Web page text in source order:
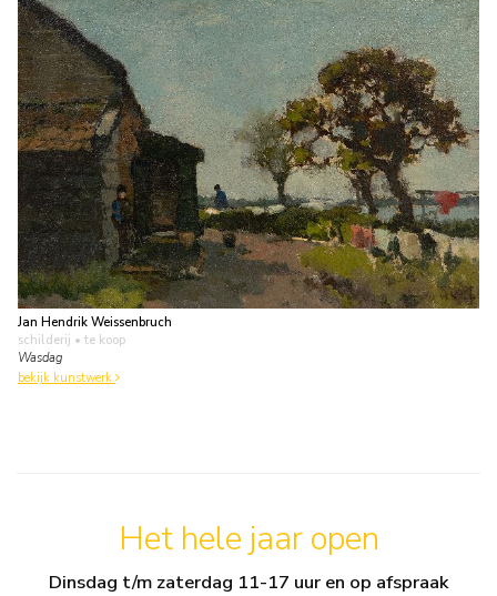
Jan Hendrik Weissenbruch
schilderij • te koop
Wasdag
bekijk kunstwerk
Het hele jaar open
Dinsdag t/m zaterdag 11-17 uur en op afspraak